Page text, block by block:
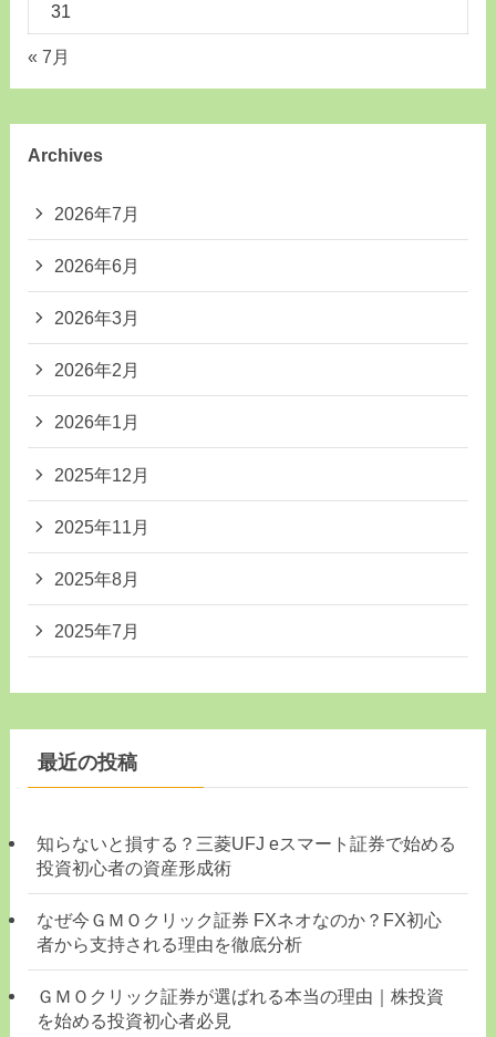
31
« 7月
Archives
2026年7月
2026年6月
2026年3月
2026年2月
2026年1月
2025年12月
2025年11月
2025年8月
2025年7月
最近の投稿
知らないと損する？三菱UFJ eスマート証券で始める
投資初心者の資産形成術
なぜ今ＧＭＯクリック証券 FXネオなのか？FX初心
者から支持される理由を徹底分析
ＧＭＯクリック証券が選ばれる本当の理由｜株投資
を始める投資初心者必見